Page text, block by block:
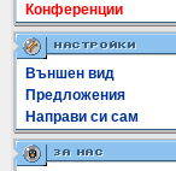
Конференции
Външен вид
Предложения
Направи си сам